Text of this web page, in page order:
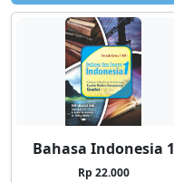
Bahasa Indonesia 1
Rp 22.000